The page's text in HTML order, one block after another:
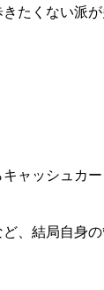
たくない派
ャッシュカー
、結局自身